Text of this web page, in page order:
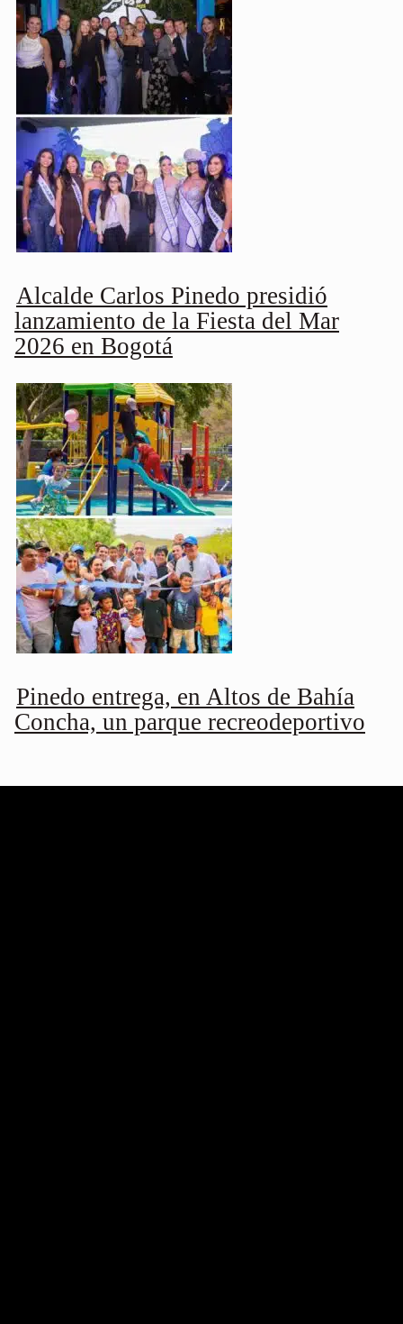
Alcalde Carlos Pinedo presidió
lanzamiento de la Fiesta del Mar
2026 en Bogotá
Pinedo entrega, en Altos de Bahía
Concha, un parque recreodeportivo